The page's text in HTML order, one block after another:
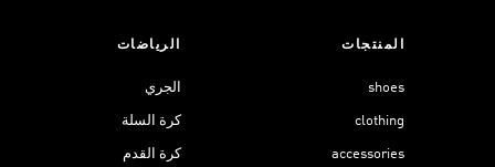
المنتجات
shoes
clothing
accessories
الرياضات
الجري
كرة السلة
كرة القدم